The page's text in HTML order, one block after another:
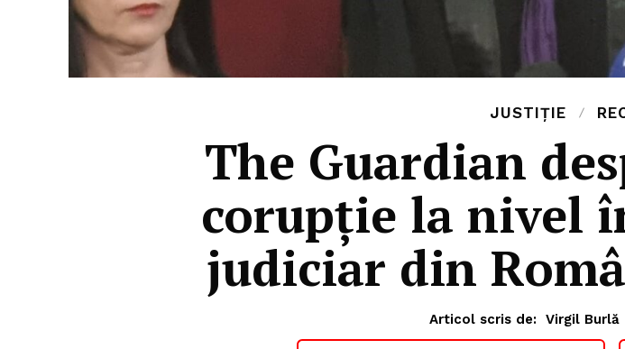
JUSTIȚIE
The Guardian
corupție la nivel
judiciar din
Articol scris de: Virgil Burlă